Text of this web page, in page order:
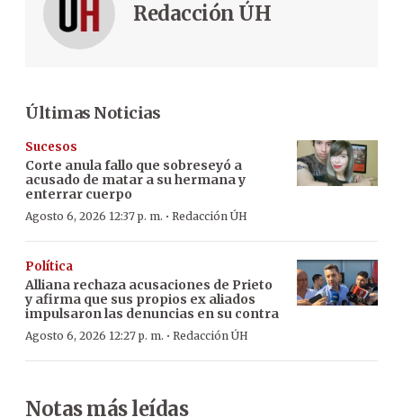
Redacción ÚH
Últimas Noticias
Sucesos
Corte anula fallo que sobreseyó a
acusado de matar a su hermana y
enterrar cuerpo
Agosto 6, 2026 12:37 p. m. · Redacción ÚH
Política
Alliana rechaza acusaciones de Prieto
y afirma que sus propios ex aliados
impulsaron las denuncias en su contra
Agosto 6, 2026 12:27 p. m. · Redacción ÚH
Notas más leídas